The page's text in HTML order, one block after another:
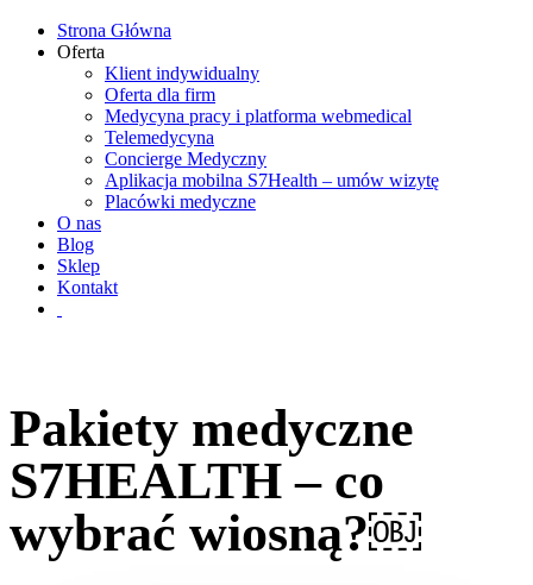
Strona Główna
Oferta
Klient indywidualny
Oferta dla firm
Medycyna pracy i platforma webmedical
Telemedycyna
Concierge Medyczny
Aplikacja mobilna S7Health – umów wizytę
Placówki medyczne
O nas
Blog
Sklep
Kontakt
Pakiety medyczne
S7HEALTH – co
wybrać wiosną?￼